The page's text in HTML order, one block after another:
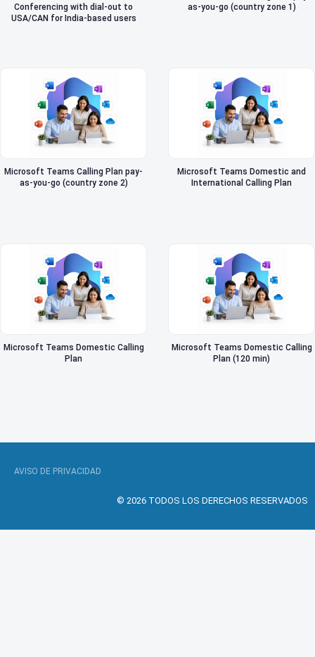
Conferencing with dial-out to
USA/CAN for India-based users
as-you-go (country zone 1)
Microsoft Teams Calling Plan pay-
as-you-go (country zone 2)
Microsoft Teams Domestic and
International Calling Plan
Microsoft Teams Domestic Calling
Plan
Microsoft Teams Domestic Calling
Plan (120 min)
AVISO DE PRIVACIDAD
© 2026 TODOS LOS DERECHOS RESERVADOS